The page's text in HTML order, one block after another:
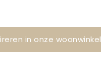
in onze woonwinkel